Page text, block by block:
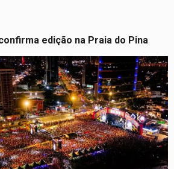
edição na Praia do Pina